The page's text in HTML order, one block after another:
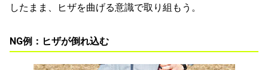
したまま、ヒザを曲げる意識で取り組もう。
NG例：ヒザが倒れ込む